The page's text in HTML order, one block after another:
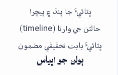
ڀٽائيءَ جا پنڌ ۽ پيچرا
حالتن جي وارتا (timeline)
ڀٽائيءَ بابت تحقيقي مضمون
ٻولن جو اڀياس